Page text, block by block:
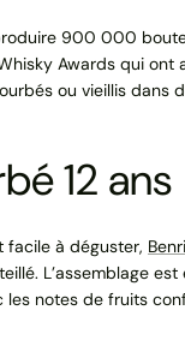
900 000
Awards qui
ou vieillis dans
12 ans
facile à déguster,
L’assemblage
notes de fruits